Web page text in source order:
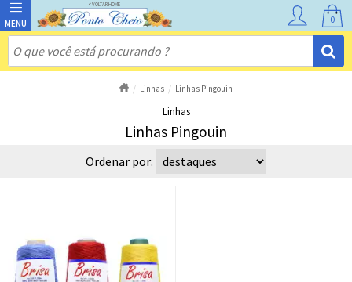
0
Linhas Linhas Pingouin
Linhas
Linhas Pingouin
Ordenar por: